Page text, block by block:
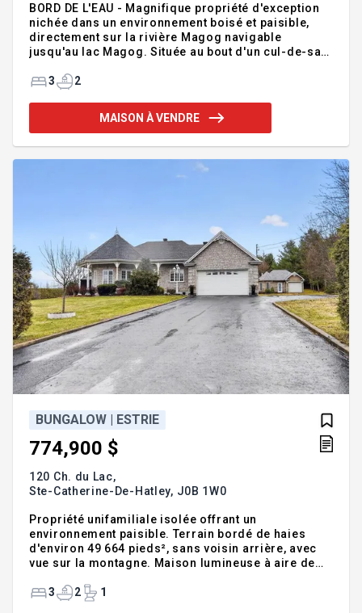
BORD DE L'EAU - Magnifique propriété d'exception
nichée dans un environnement boisé et paisible,
directement sur la rivière Magog navigable
jusqu'au lac Magog. Située au bout d'un cul-de-sac
construite en 2012 offre une qualité de vie
salle à manger avec vue imprenable sur l'eau,
cuisine haut de gamme avec îlot en granit et
rangement, bureau aménagé dans la chambre des
3 2
MAISON À VENDRE
BUNGALOW | ESTRIE
774,900 $
120 Ch. du Lac,
Ste-Catherine-De-Hatley, J0B 1W0
Propriété unifamiliale isolée offrant un
environnement paisible. Terrain bordé de haies
d'environ 49 664 pieds², sans voisin arrière, avec
vue sur la montagne. Maison lumineuse à aire de
un autre détaché simple. Terrasse extérieure et
3 2 1